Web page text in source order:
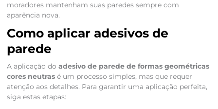
moradores mantenham suas paredes sempre com
aparência nova.
Como aplicar adesivos de
parede
A aplicação do adesivo de parede de formas geométricas
cores neutrasé um processo simples, mas que requer
atenção aos detalhes. Para garantir uma aplicação perfeita,
siga estas etapas: